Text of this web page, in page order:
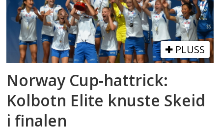
PLUSS
Norway Cup-hattrick:
Kolbotn Elite knuste Skeid
i finalen